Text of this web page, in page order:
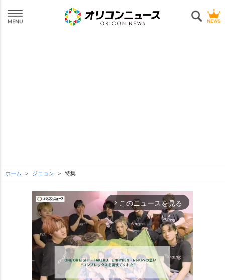
ホーム ジニョン 特集
arrow_forward_ios このニュースを見る